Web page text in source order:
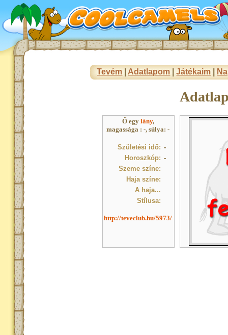
Tevém Adatlapom |Játékaim
Ő egy lány,
magassága : -, súlya: -
Születési idő: -
Horoszkóp: -
Szeme színe:
Haja színe:
A haja...
Stílusa:
http://teveclub.hu/5973/